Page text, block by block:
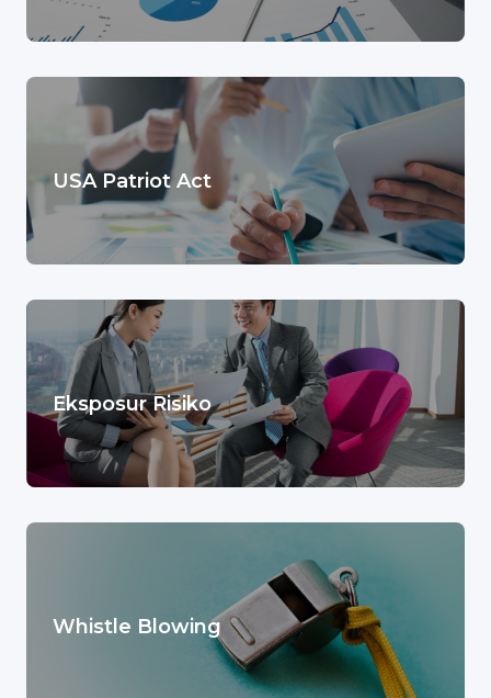
USA Patriot Act
Eksposur Risiko
Whistle Blowing